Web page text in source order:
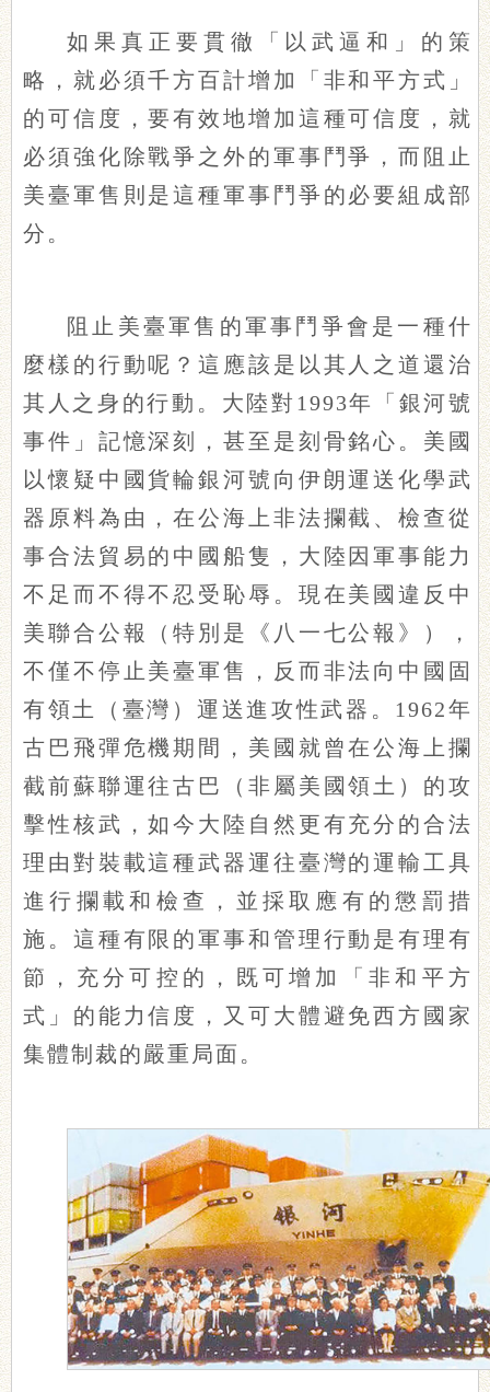
如果真正要貫徹「以武逼和」的策
略，就必須千方百計增加「非和平方式」
的可信度，要有效地增加這種可信度，就
必須強化除戰爭之外的軍事鬥爭，而阻止
美臺軍售則是這種軍事鬥爭的必要組成部
分。
阻止美臺軍售的軍事鬥爭會是一種什
麼樣的行動呢？這應該是以其人之道還治
其人之身的行動。大陸對1993年「銀河號
事件」記憶深刻，甚至是刻骨銘心。美國
以懷疑中國貨輪銀河號向伊朗運送化學武
器原料為由，在公海上非法攔截、檢查從
事合法貿易的中國船隻，大陸因軍事能力
不足而不得不忍受恥辱。現在美國違反中
美聯合公報（特別是《八一七公報》），
不僅不停止美臺軍售，反而非法向中國固
有領土（臺灣）運送進攻性武器。1962年
古巴飛彈危機期間，美國就曾在公海上攔
截前蘇聯運往古巴（非屬美國領土）的攻
擊性核武，如今大陸自然更有充分的合法
理由對裝載這種武器運往臺灣的運輸工具
進行攔載和檢查，並採取應有的懲罰措
施。這種有限的軍事和管理行動是有理有
節，充分可控的，既可增加「非和平方
式」的能力信度，又可大體避免西方國家
集體制裁的嚴重局面。